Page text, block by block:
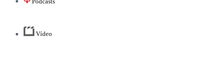
Vídeo